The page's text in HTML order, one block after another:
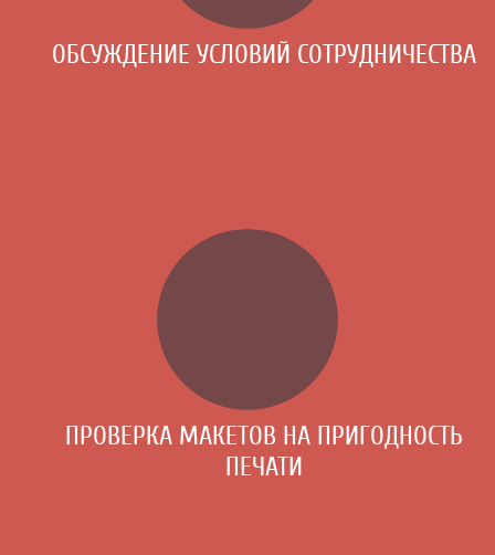
ОБСУЖДЕНИЕ УСЛОВИЙ СОТРУДНИЧЕСТВА
ПРОВЕРКА МАКЕТОВ НА ПРИГОДНОСТЬ
ПЕЧАТИ